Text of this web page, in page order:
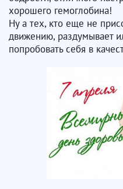
хорошего гемоглобина!
Ну а тех, кто еще не
движению, раздумывает
попробовать себя в